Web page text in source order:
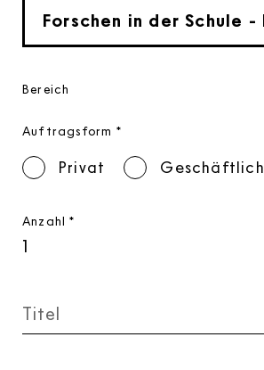
Bereich
Auftragsform *
Privat Geschäftlich
Anzahl*
Titel